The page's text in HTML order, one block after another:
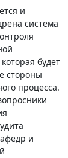
и
система
будет
стороны
процесса.
и